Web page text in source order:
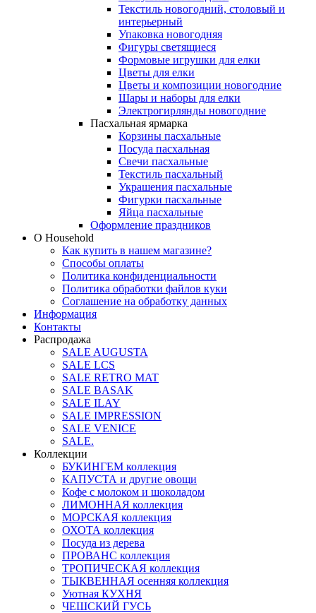
Текстиль новогодний, столовый и
интерьерный
Упаковка новогодняя
Фигуры светящиеся
Формовые игрушки для елки
Цветы для елки
Цветы и композиции новогодние
Шары и наборы для елки
Электрогирлянды новогодние
Пасхальная ярмарка
Корзины пасхальные
Посуда пасхальная
Свечи пасхальные
Текстиль пасхальный
Украшения пасхальные
Фигурки пасхальные
Яйца пасхальные
Оформление праздников
О Household
Как купить в нашем магазине?
Способы оплаты
Политика конфиденциальности
Политика обработки файлов куки
Соглашение на обработку данных
Информация
Контакты
Распродажа
SALE AUGUSTA
SALE LCS
SALE RETRO MAT
SALE BASAK
SALE ILAY
SALE IMPRESSION
SALE VENICE
SALE.
Коллекции
БУКИНГЕМ коллекция
КАПУСТА и другие овощи
Кофе с молоком и шоколадом
ЛИМОННАЯ коллекция
МОРСКАЯ коллекция
ОХОТА коллекция
Посуда из дерева
ПРОВАНС коллекция
ТРОПИЧЕСКАЯ коллекция
ТЫКВЕННАЯ осенняя коллекция
Уютная КУХНЯ
ЧЕШСКИЙ ГУСЬ